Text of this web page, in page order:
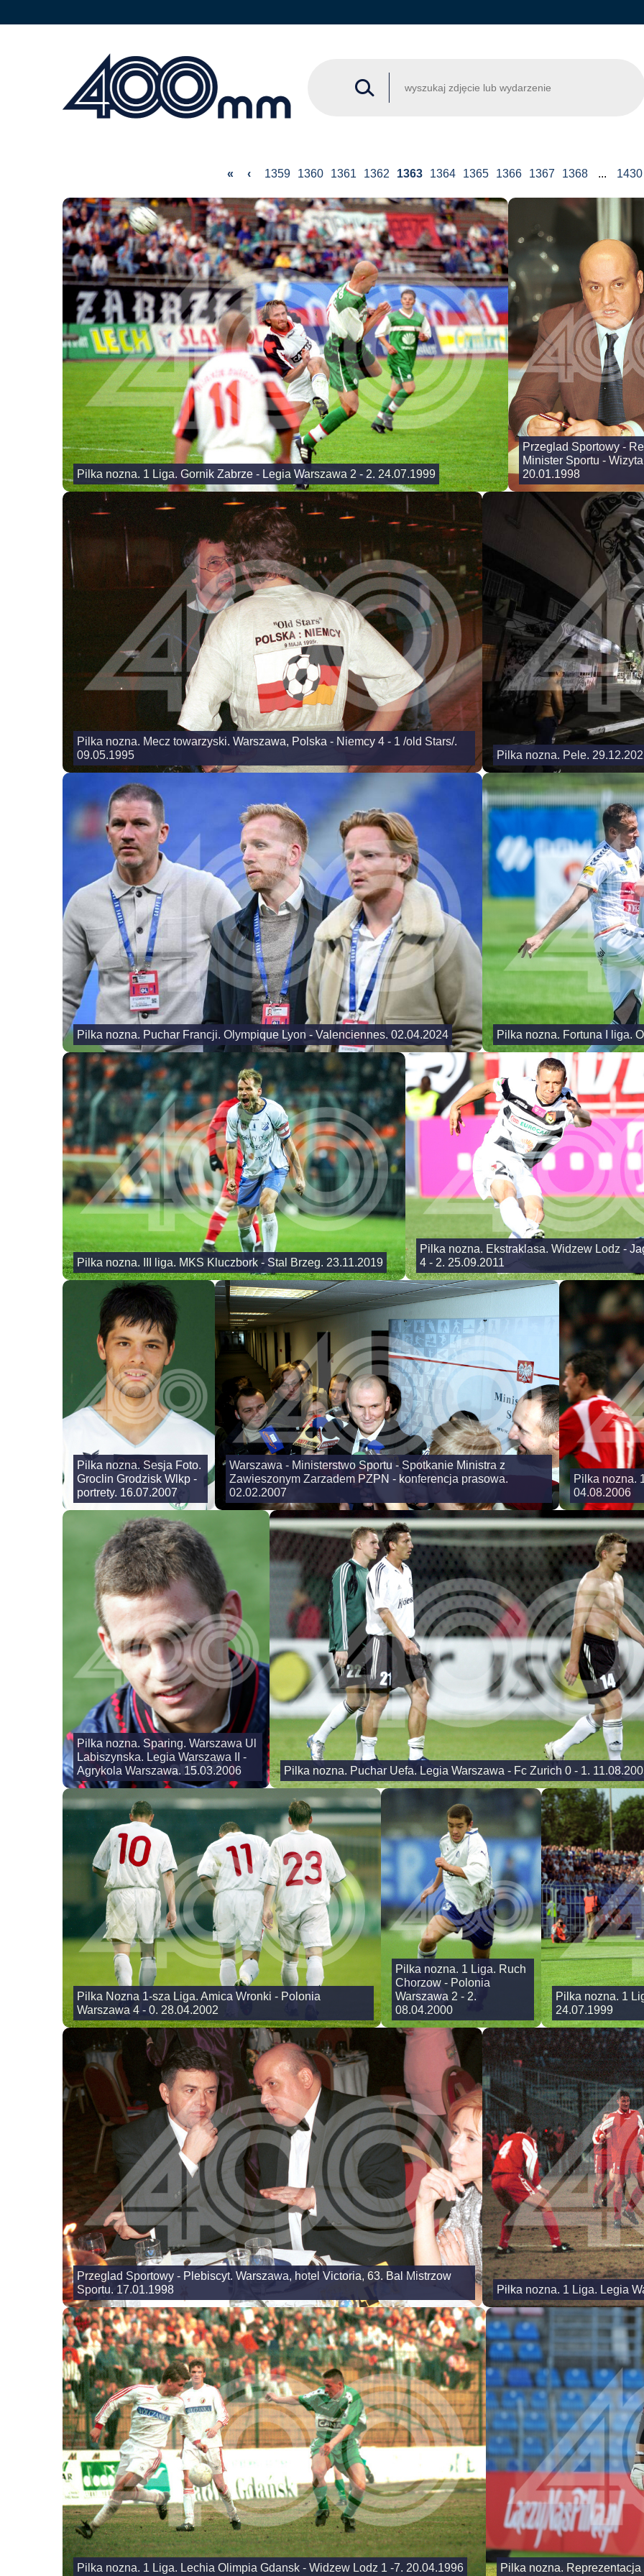
« ‹ 1359 1360 1361 1362 1363 1364 1365 1366 1367 1368 ... 1430
Pilka nozna. 1 Liga. Gornik Zabrze - Legia Warszawa 2 - 2. 24.07.1999
Przeglad Sportowy -
Minister Sportu -
20.01.1998
Pilka nozna. Mecz towarzyski. Warszawa, Polska - Niemcy 4 - 1 /old Stars/.
09.05.1995
Pilka nozna. Pele.
Pilka nozna. Puchar Francji. Olympique Lyon - Valenciennes. 02.04.2024 Pilka nozna. Fortuna I liga.
Pilka nozna. III liga. MKS Kluczbork - Stal Brzeg. 23.11.2019
Pilka nozna. Ekstraklasa. Widzew Lodz -
4 - 2. 25.09.2011
Pilka nozna. Sesja Foto.
Groclin Grodzisk Wlkp -
portrety. 16.07.2007
Warszawa - Ministerstwo Sportu - Spotkanie Ministra z
Zawieszonym Zarzadem PZPN - konferencja prasowa.
02.02.2007
Pilka nozna.
04.08.2006
Pilka nozna. Sparing. Warszawa Ul
Labiszynska. Legia Warszawa II -
Agrykola Warszawa. 15.03.2006
Pilka nozna. Puchar Uefa. Legia Warszawa - Fc Zurich 0 - 1.
Pilka Nozna 1-sza Liga. Amica Wronki - Polonia
Warszawa 4 - 0. 28.04.2002
Pilka nozna. 1 Liga. Ruch
Chorzow - Polonia
Warszawa 2 - 2.
08.04.2000
Pilka nozna. 1
24.07.1999
Przeglad Sportowy - Plebiscyt. Warszawa, hotel Victoria, 63. Bal Mistrzow
Sportu. 17.01.1998
Pilka nozna. 1 Liga. Legia
Pilka nozna. 1 Liga. Lechia Olimpia Gdansk - Widzew Lodz 1 -7. 20.04.1996 Pilka nozna.